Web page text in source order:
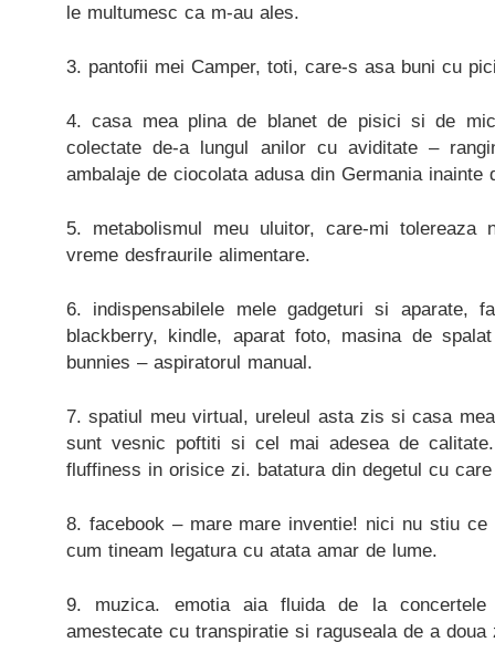
le multumesc ca m-au ales.
3. pantofii mei Camper, toti, care-s asa buni cu
4. casa mea plina de blanet de pisici si de
colectate de-a lungul anilor cu aviditate –
ambalaje de ciocolata adusa din Germania inainte
5. metabolismul meu uluitor, care-mi tolereaza
vreme desfraurile alimentare.
6. indispensabilele mele gadgeturi si aparate,
blackberry, kindle, aparat foto, masina de
bunnies – aspiratorul manual.
7. spatiul meu virtual, ureleul asta zis si casa
sunt vesnic poftiti si cel mai adesea de
fluffiness in orisice zi. batatura din degetul cu
8. facebook – mare mare inventie! nici nu stiu
cum tineam legatura cu atata amar de lume.
9. muzica. emotia aia fluida de la
amestecate cu transpiratie si raguseala de a doua